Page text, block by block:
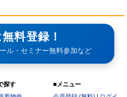
料登録！
ル・セミナー無料参加など
探す
■メニュー